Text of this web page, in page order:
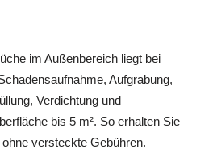
im Außenbereich liegt bei
Aufgrabung,
Verdichtung und
bis 5 m². So erhalten Sie
versteckte Gebühren.